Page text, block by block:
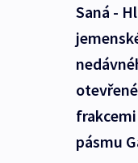
Saná -
pásmu